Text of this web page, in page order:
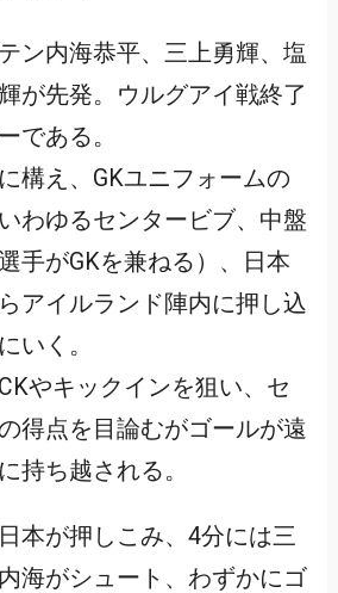
ン内海恭平、三上勇輝、塩
が先発。ウルグアイ戦終了
である。
構え、GKユニフォームの
わゆるセンタービブ、中盤
手がGKを兼ねる）、日本
アイルランド陣内に押し込
いく。
やキックインを狙い、セ
得点を目論むがゴールが遠
持ち越される。
本が押しこみ、4分には三
海がシュート、わずかにゴ